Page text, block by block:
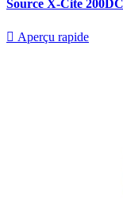
Source X-Cite 200DC
 Aperçu rapide